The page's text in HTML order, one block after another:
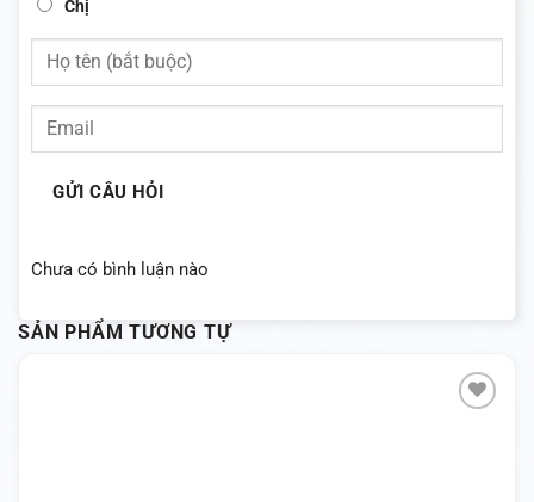
Chị
GỬI CÂU HỎI
Chưa có bình luận nào
SẢN PHẨM TƯƠNG TỰ